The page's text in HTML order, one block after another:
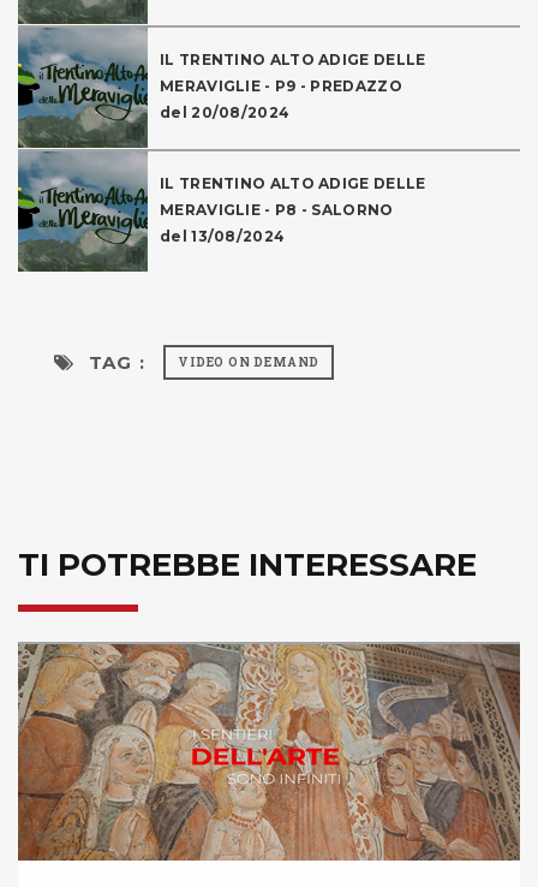
IL TRENTINO ALTO ADIGE DELLE
MERAVIGLIE - P9 - PREDAZZO
del 20/08/2024
IL TRENTINO ALTO ADIGE DELLE
MERAVIGLIE - P8 - SALORNO
del 13/08/2024
TAG : VIDEO ON DEMAND
TI POTREBBE INTERESSARE